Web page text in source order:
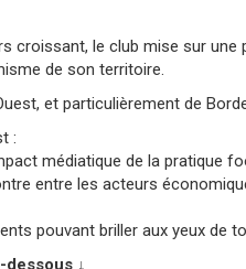
croissant, le club mise sur une
de son territoire.
et particulièrement de
:
médiatique de la pratique
entre les acteurs
pouvant briller aux yeux de
↓